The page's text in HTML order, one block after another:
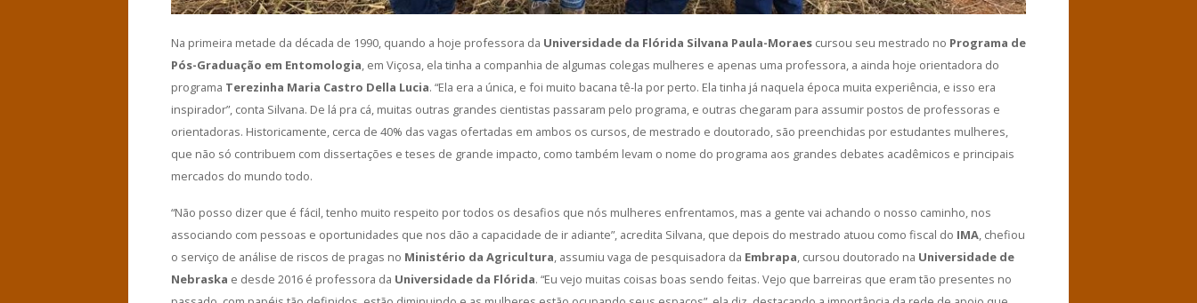
Na primeira metade da década de 1990, quando a hoje professora da Universidade da Flórida Silvana Paula-Moraes cursou seu mestrado no Programa de
Pós-Graduação em Entomologia , em Viçosa, ela tinha a companhia de algumas colegas mulheres e apenas uma professora, a ainda hoje orientadora do
programa Terezinha Maria Castro Della Lucia. “Ela era a única, e foi muito bacana tê-la por perto. Ela tinha já naquela época muita experiência, e isso era
inspirador”, conta Silvana. De lá pra cá, muitas outras grandes cientistas passaram pelo programa, e outras chegaram para assumir postos de professoras e
orientadoras. Historicamente, cerca de 40% das vagas ofertadas em ambos os cursos, de mestrado e doutorado, são preenchidas por estudantes mulheres,
que não só contribuem com dissertações e teses de grande impacto, como também levam o nome do programa aos grandes debates acadêmicos e principais
mercados do mundo todo.
“Não posso dizer que é fácil, tenho muito respeito por todos os desafios que nós mulheres enfrentamos, mas a gente vai achando o nosso caminho, nos
associando com pessoas e oportunidades que nos dão a capacidade de ir adiante”, acredita Silvana, que depois do mestrado atuou como fiscal do IMA , chefiou
o serviço de análise de riscos de pragas no Ministério da Agricultura , assumiu vaga de pesquisadora da Embrapa , cursou doutorado na Universidade de
Nebraska e desde 2016 é professora da Universidade da Flórida. “Eu vejo muitas coisas boas sendo feitas. Vejo que barreiras que eram tão presentes no